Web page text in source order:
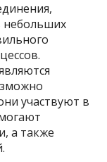
небольших
участвуют в
а также